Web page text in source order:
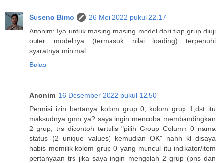
Suseno Bimo
26 Mei 2022 pukul 22.17
Anonim: Iya untuk masing-masing model dari tiap grup diuji
outer modelnya (termasuk nilai loading) terpenuhi
syaratnya minimal.
Balas
Anonim 16 Desember 2022 pukul 12.50
Permisi izin bertanya kolom grup 0, kolom grup 1,dst itu
maksudnya gmn ya? saya ingin mencoba membandingkan
2 grup, trs dicontoh tertulis "pilih Group Column 0 nama
status (2 unique values) kemudian OK" nahh kl disaya
habis memilik kolom grup 0 yang muncul itu indikator/item
pertanyaan trs jika saya ingin mengolah 2 grup (pns dan